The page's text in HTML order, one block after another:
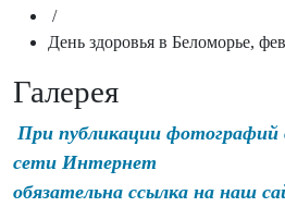
/
День здоровья в Беломорье,
Галерея
При публикации фотографий
сети Интернет
обязательна ссылка на наш